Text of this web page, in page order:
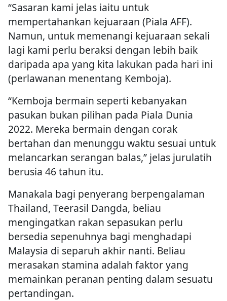
“Sasaran kami jelas iaitu untuk
mempertahankan kejuaraan (Piala AFF).
Namun, untuk memenangi kejuaraan sekali
lagi kami perlu beraksi dengan lebih baik
daripada apa yang kita lakukan pada hari ini
(perlawanan menentang Kemboja).
“Kemboja bermain seperti kebanyakan
pasukan bukan pilihan pada Piala Dunia
2022. Mereka bermain dengan corak
bertahan dan menunggu waktu sesuai untuk
melancarkan serangan balas,” jelas jurulatih
berusia 46 tahun itu.
Manakala bagi penyerang berpengalaman
Thailand, Teerasil Dangda, beliau
mengingatkan rakan sepasukan perlu
bersedia sepenuhnya bagi menghadapi
Malaysia di separuh akhir nanti. Beliau
merasakan stamina adalah faktor yang
memainkan peranan penting dalam sesuatu
pertandingan.